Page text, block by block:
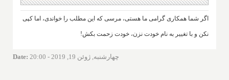
اگر شما همکاری گرامی ما هستی، مرسی که این مطلب را خواندی، اما کپی
نکن و با تغییر به نام خودت نزن، خودت زحمت بکش!
Date: چهارشنبه, ژوئن 19, 2019 - 20:00